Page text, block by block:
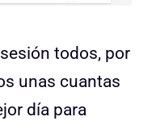
todos, por
unas cuantas
día para